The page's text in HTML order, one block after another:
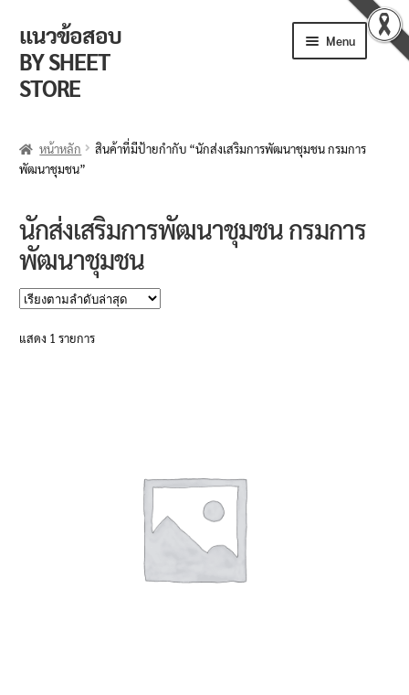
Skip
to
navigation
Skip
to
content
แนวข้อสอบ
BY SHEET
STORE
Menu
ตะกร้าสินค้า
วิธีการสั่งซื้อ
แจ้งชำระเงิน
รีวิวจากลูกค้า
หน้าหลัก
สินค้าที่มีป้ายกำกับ “นักส่งเสริมการพัฒนาชุมชน กรมการ
พัฒนาชุมชน”
นักส่งเสริมการพัฒนาชุมชน กรมการ
พัฒนาชุมชน
แสดง 1 รายการ